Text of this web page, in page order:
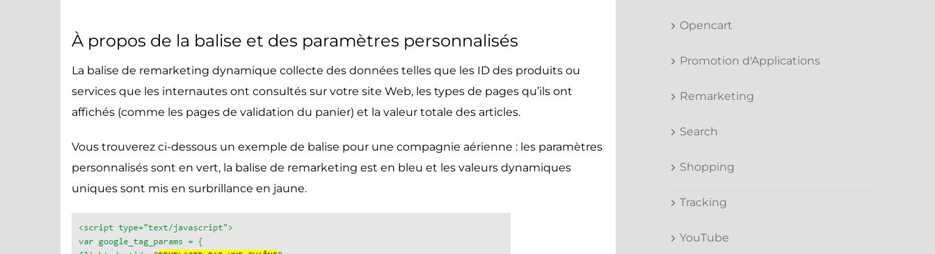
À propos de la balise et des paramètres personnalisés
La balise de remarketing dynamique collecte des données telles que les ID des produits ou
services que les internautes ont consultés sur votre site Web, les types de pages qu’ils ont
affichés (comme les pages de validation du panier) et la valeur totale des articles.
Vous trouverez ci-dessous un exemple de balise pour une compagnie aérienne : les paramètres
personnalisés sont en vert, la balise de remarketing est en bleu et les valeurs dynamiques
uniques sont mis en surbrillance en jaune.
Opencart
Promotion d'Applications
Remarketing
Search
Shopping
Tracking
YouTube